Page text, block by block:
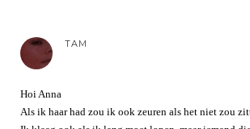
TAM
Hoi Anna
Als ik haar had zou ik ook zeuren als het niet zou